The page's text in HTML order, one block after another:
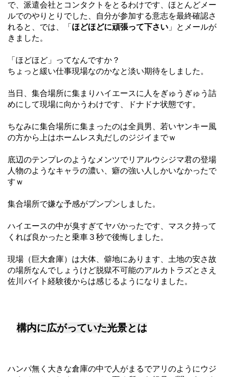
で、派遣会社とコンタクトをとるわけです、ほとんどメー
ルでのやりとりでした、自分が参加する意志を最終確認さ
れると、では、「 ほどほどに頑張って下さい 」とメールが
きました。
「ほどほど」ってなんですか？
ちょっと緩い仕事現場なのかなと淡い期待をしました。
当日、集合場所に集まりハイエースに人をぎゅうぎゅう詰
めにして現場に向かうわけです、ドナドナ状態です。
ちなみに集合場所に集まったのは全員男、若いヤンキー風
の方から上はホームレス丸だしのジジイまでｗ
底辺のテンプレのようなメンツでリアルウシジマ君の登場
人物のようなキャラの濃い、癖の強い人しかいなかったで
すｗ
集合場所で嫌な予感がプンプンしました。
ハイエースの中が臭すぎてヤバかったです、マスク持って
くれば良かったと乗車３秒で後悔しました。
現場（巨大倉庫）は大体、僻地にあります、土地の安さ故
の場所なんでしょうけど脱獄不可能のアルカトラズとさえ
佐川バイト経験後からは感じるようになりました。
構内に広がっていた光景とは
ハンパ無く大きな倉庫の中で人がまるでアリのようにウジ